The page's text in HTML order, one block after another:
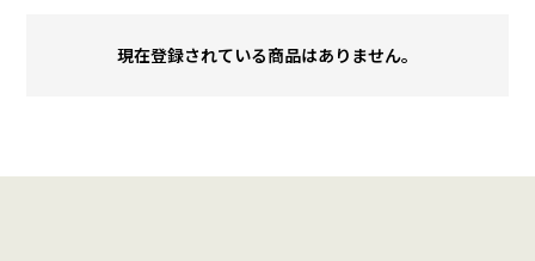
現在登録されている商品はありません。